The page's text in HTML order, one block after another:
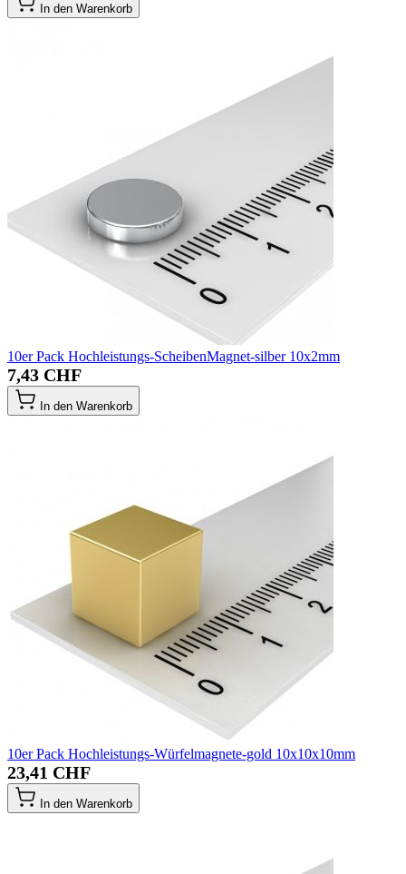
In den Warenkorb
10er Pack Hochleistungs-ScheibenMagnet-silber 10x2mm
7,43 CHF
In den Warenkorb
10er Pack Hochleistungs-Würfelmagnete-gold 10x10x10mm
23,41 CHF
In den Warenkorb